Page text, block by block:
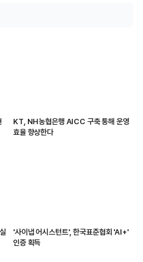
KT, NH농협은행 AICC 구축 통해 운영
효율 향상한다
'사이냅 어시스턴트', 한국표준협회 'AI+'
인증 획득